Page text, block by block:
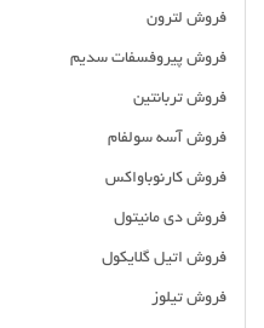
فروش لترون
فروش پیروفسفات سدیم
فروش تربانتین
فروش آسه سولفام
فروش کارنوباواکس
فروش دی مانیتول
فروش اتیل گلایکول
فروش تیلوز